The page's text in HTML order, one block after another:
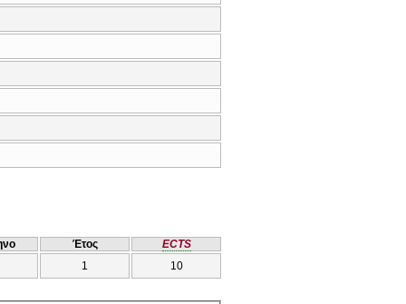
Έτος
ECTS
1 10